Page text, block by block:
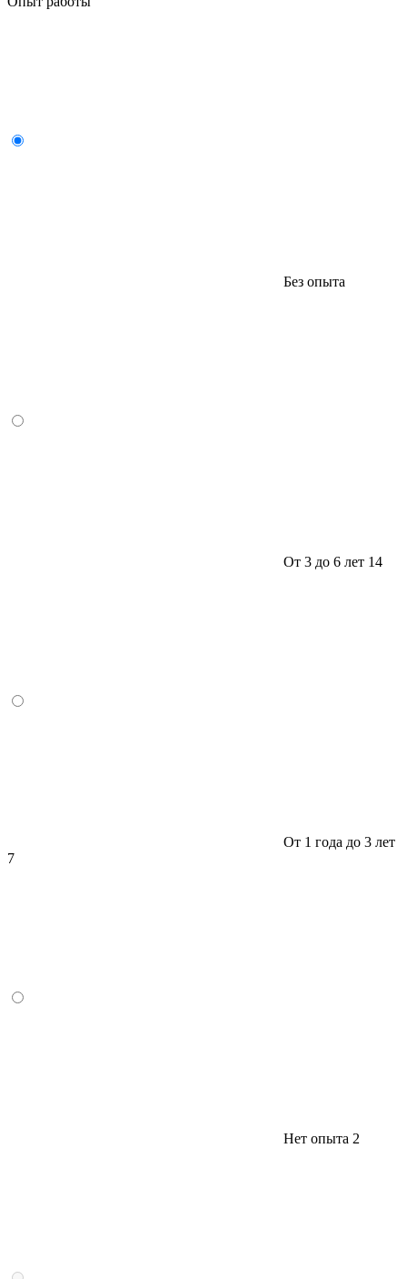
Без опыта
От 3 до 6 лет 14
От 1 года до 3 лет
7
Нет опыта 2